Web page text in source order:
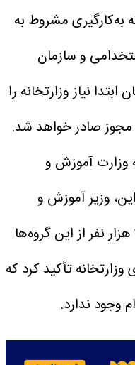
به‌کارگیری مشروط به
و سازمان
نیاز وزارتخانه را
مجوز صادر خواهد شد.
وزارت آموزش و
وزیر آموزش و
پرورش وعده داده بود که حدود ۲۰ هزار نفر از این گروه‌ها
تأکید کرد که
وجود ندارد.